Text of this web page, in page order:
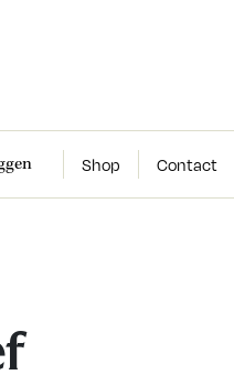
Shop Contact